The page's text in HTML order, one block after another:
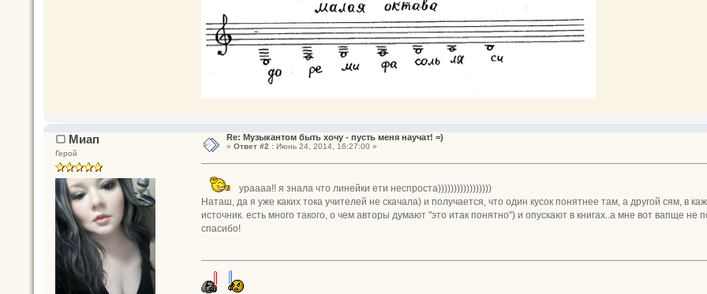
Миап
Герой
Re: Музыкантом быть хочу - пусть меня научат! =)
« Ответ #2 :Июнь 24, 2014, 16:27:00 »
ураааа!! я знала что линейки ети неспроста)))))))))))))))))
Наташ, да я уже каких тока учителей не скачала) и получается, что один кусок понятнее там, а другой сям, в
источник. есть много такого, о чем авторы думают "это итак понятно") и опускают в книгах..а мне вот вапще
спасибо!